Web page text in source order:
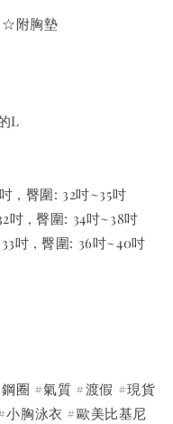
☆附胸墊
L
, 臀圍: 32吋~35吋
吋 , 臀圍: 34吋~38吋
吋 , 臀圍: 36吋~40吋
圈 #氣質 #渡假 #現貨
胸泳衣 #歐美比基尼